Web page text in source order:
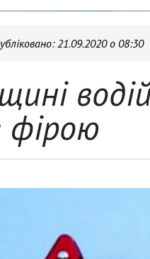
21.09.2020 о 08:30
фірою